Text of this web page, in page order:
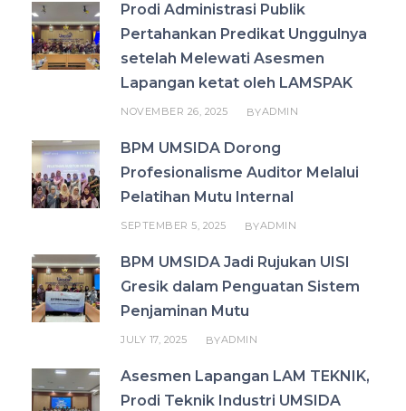
Prodi Administrasi Publik
Pertahankan Predikat Unggulnya
setelah Melewati Asesmen
Lapangan ketat oleh LAMSPAK
NOVEMBER 26, 2025 BYADMIN
BPM UMSIDA Dorong
Profesionalisme Auditor Melalui
Pelatihan Mutu Internal
SEPTEMBER 5, 2025 BYADMIN
BPM UMSIDA Jadi Rujukan UISI
Gresik dalam Penguatan Sistem
Penjaminan Mutu
JULY 17, 2025 BYADMIN
Asesmen Lapangan LAM TEKNIK,
Prodi Teknik Industri UMSIDA